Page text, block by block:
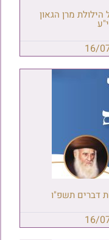
הילולת מרן הגאון
16/
דברים תשפ"ו
16/